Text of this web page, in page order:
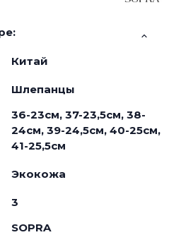
Китай
Шлепанцы
36-23см, 37-23,5см, 38-
24см, 39-24,5см, 40-25см,
41-25,5см
Экокожа
3
SOPRA